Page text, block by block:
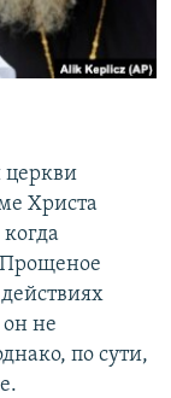
церкви
Христа
не
по сути,